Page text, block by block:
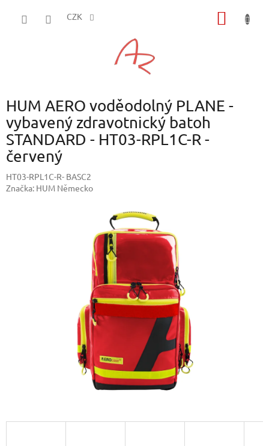
CZK
HUM AERO voděodolný PLANE -
vybavený zdravotnický batoh
STANDARD - HT03-RPL1C-R -
červený
HT03-RPL1C-R- BASC2
Značka: HUM Německo